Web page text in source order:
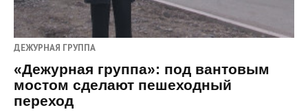
ДЕЖУРНАЯ ГРУППА
«Дежурная группа»: под вантовым
мостом сделают пешеходный
переход